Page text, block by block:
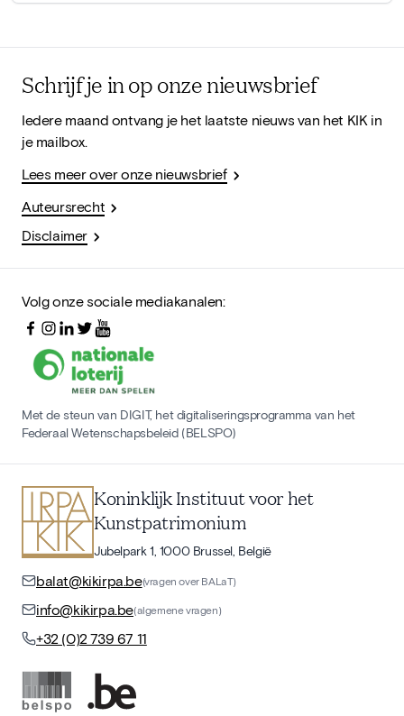
Schrijf je in op onze nieuwsbrief
Iedere maand ontvang je het laatste nieuws van het KIK in
je mailbox.
Lees meer over onze nieuwsbrief
Auteursrecht
Disclaimer
Volg onze sociale mediakanalen:
Met de steun van DIGIT, het digitaliseringsprogramma van het
Federaal Wetenschapsbeleid (BELSPO)
Koninklijk Instituut voor het
Kunstpatrimonium
Jubelpark 1, 1000 Brussel, België
balat@kikirpa.be(vragen over BALaT)
info@kikirpa.be(algemene vragen)
+32 (0)2 739 67 11